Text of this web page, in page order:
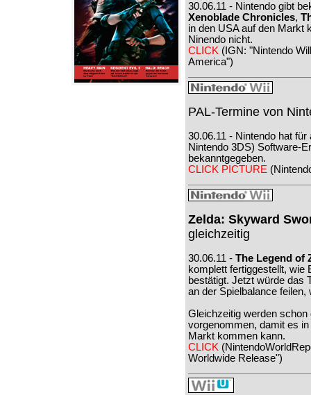
30.06.11 - Nintendo gibt
Xenoblade Chronicles,
in den USA auf den Markt
Ninendo nicht.
CLICK (IGN: "Nintendo
America")
PAL-Termine von
30.06.11 - Nintendo hat
Nintendo 3DS) Software-
bekanntgegeben.
CLICK PICTURE
Zelda: Skyward
gleichzeitig
30.06.11 - The Legend of
komplett fertiggestellt, wie
bestätigt. Jetzt würde das
an der Spielbalance
Gleichzeitig werden
vorgenommen, damit es
Markt kommen kann.
CLICK
Worldwide Release")